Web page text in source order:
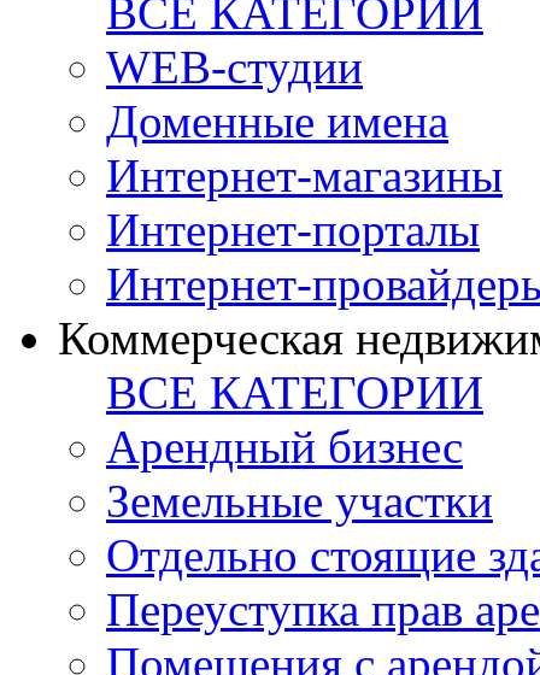
ВСЕ КАТЕГОРИИ
WEB-студии
Доменные имена
Интернет-магазины
Интернет-порталы
Интернет-
Коммерческая
ВСЕ КАТЕГОРИИ
Арендный бизнес
Земельные участки
Отдельно стоящие
Переуступка прав
Помещения с